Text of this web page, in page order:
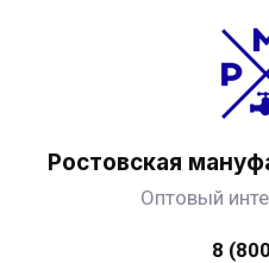
Ростовская
Оптовый
8